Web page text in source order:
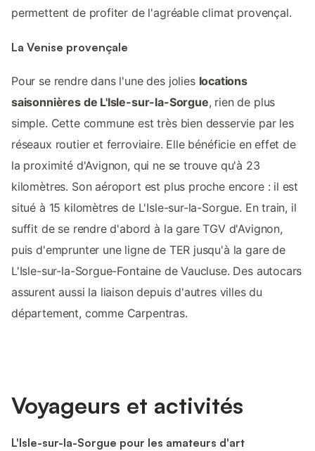
permettent de profiter de l'agréable climat provençal.
La Venise provençale
Pour se rendre dans l'une des jolies locations
saisonnières de L'Isle-sur-la-Sorgue, rien de plus
simple. Cette commune est très bien desservie par les
réseaux routier et ferroviaire. Elle bénéficie en effet de
la proximité d'Avignon, qui ne se trouve qu'à 23
kilomètres. Son aéroport est plus proche encore : il est
situé à 15 kilomètres de L'Isle-sur-la-Sorgue. En train, il
suffit de se rendre d'abord à la gare TGV d'Avignon,
puis d'emprunter une ligne de TER jusqu'à la gare de
L'Isle-sur-la-Sorgue-Fontaine de Vaucluse. Des autocars
assurent aussi la liaison depuis d'autres villes du
département, comme Carpentras.
Voyageurs et activités
L'Isle-sur-la-Sorgue pour les amateurs d'art